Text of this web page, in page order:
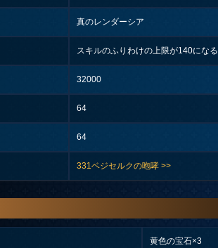
真のレンダーシア
スキルのふりわけの上限が140になる
32000
64
64
331ベジセルクの咆哮 >>
黄色の宝石×3